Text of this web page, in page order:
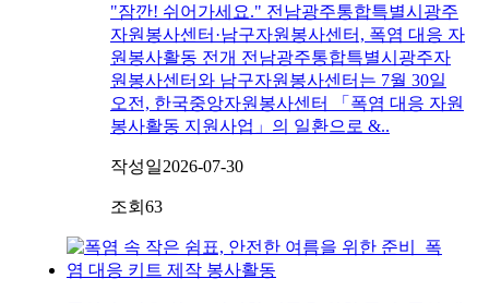
"잠깐! 쉬어가세요." 전남광주통합특별시광주
자원봉사센터·남구자원봉사센터, 폭염 대응 자
원봉사활동 전개 전남광주통합특별시광주자
원봉사센터와 남구자원봉사센터는 7월 30일
오전, 한국중앙자원봉사센터 「폭염 대응 자원
봉사활동 지원사업」의 일환으로 &..
작성일2026-07-30
조회 63